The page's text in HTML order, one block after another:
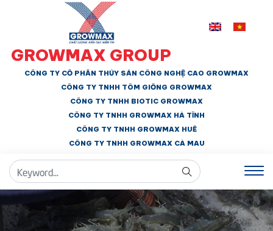
GROWMAX GROUP
CÔNG TY CỔ PHẦN THỦY SẢN CÔNG NGHỆ CAO GROWMAX
CÔNG TY TNHH TÔM GIỐNG GROWMAX
CÔNG TY TNHH BIOTIC GROWMAX
CÔNG TY TNHH GROWMAX HÀ TĨNH
CÔNG TY TNHH GROWMAX HUẾ
CÔNG TY TNHH GROWMAX CÀ MAU